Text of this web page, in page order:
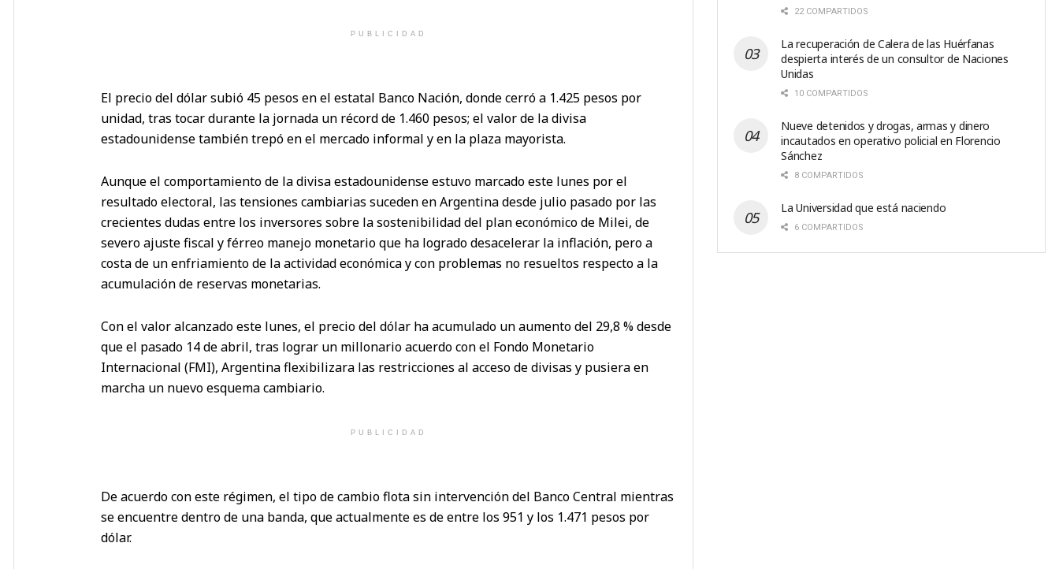
PUBLICIDAD
El precio del dólar subió 45 pesos en el estatal Banco Nación, donde cerró a 1.425 pesos por
unidad, tras tocar durante la jornada un récord de 1.460 pesos; el valor de la divisa
estadounidense también trepó en el mercado informal y en la plaza mayorista.
Aunque el comportamiento de la divisa estadounidense estuvo marcado este lunes por el
resultado electoral, las tensiones cambiarias suceden en Argentina desde julio pasado por las
crecientes dudas entre los inversores sobre la sostenibilidad del plan económico de Milei, de
severo ajuste fiscal y férreo manejo monetario que ha logrado desacelerar la inflación, pero a
costa de un enfriamiento de la actividad económica y con problemas no resueltos respecto a la
acumulación de reservas monetarias.
Con el valor alcanzado este lunes, el precio del dólar ha acumulado un aumento del 29,8 % desde
que el pasado 14 de abril, tras lograr un millonario acuerdo con el Fondo Monetario
Internacional (FMI), Argentina flexibilizara las restricciones al acceso de divisas y pusiera en
marcha un nuevo esquema cambiario.
PUBLICIDAD
De acuerdo con este régimen, el tipo de cambio flota sin intervención del Banco Central mientras
se encuentre dentro de una banda, que actualmente es de entre los 951 y los 1.471 pesos por
dólar.
22 COMPARTIDOS
La recuperación de Calera de las Huérfanas
despierta interés de un consultor de Naciones
Unidas
10 COMPARTIDOS
Nueve detenidos y drogas, armas y dinero
incautados en operativo policial en Florencio
Sánchez
8 COMPARTIDOS
La Universidad que está naciendo
6 COMPARTIDOS